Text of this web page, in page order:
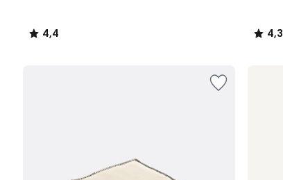
€ 4,4
/
4,3
/